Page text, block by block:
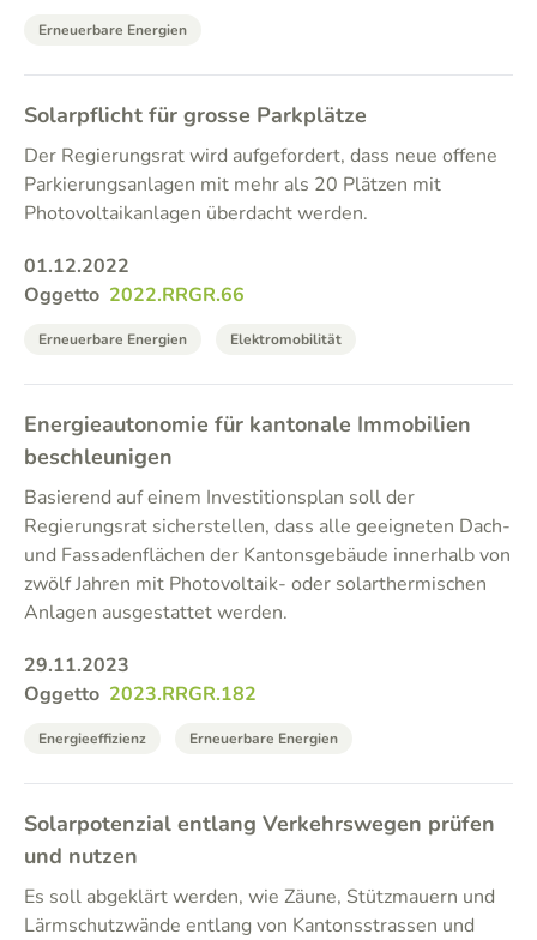
Erneuerbare Energien
Solarpflicht für grosse Parkplätze
Der Regierungsrat wird aufgefordert, dass neue offene
Parkierungsanlagen mit mehr als 20 Plätzen mit
Photovoltaikanlagen überdacht werden.
01.12.2022
Oggetto 2022.RRGR.66
Erneuerbare Energien Elektromobilität
Energieautonomie für kantonale Immobilien
beschleunigen
Basierend auf einem Investitionsplan soll der
Regierungsrat sicherstellen, dass alle geeigneten Dach-
und Fassadenflächen der Kantonsgebäude innerhalb von
zwölf Jahren mit Photovoltaik- oder solarthermischen
Anlagen ausgestattet werden.
29.11.2023
Oggetto 2023.RRGR.182
Energieeffizienz Erneuerbare Energien
Solarpotenzial entlang Verkehrswegen prüfen
und nutzen
Es soll abgeklärt werden, wie Zäune, Stützmauern und
Lärmschutzwände entlang von Kantonsstrassen und